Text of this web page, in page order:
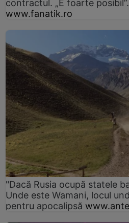
contractul. „E foarte
www.fanatik.ro
"Dacă Rusia ocupă statele
Unde este Wamani, locul
pentru apocalipsă